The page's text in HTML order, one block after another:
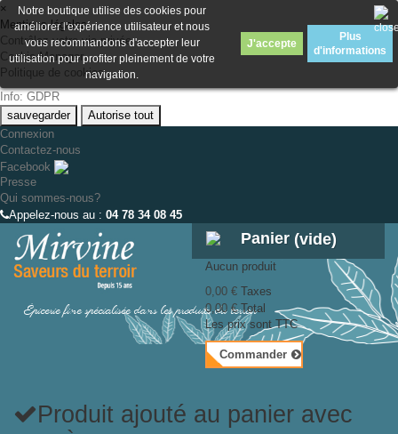
×
Mentions légales
Contrôlez votre vie privée
Cookie Manager
Politique de cookies
Info: GDPR
sauvegarder
Autorise tout
Connexion
Contactez-nous
Facebook
Presse
Qui sommes-nous?
Appelez-nous au : 04 78 34 08 45
Épicerie fine spécialisée dans les produits du terroir
Panier (vide)
Aucun produit
0,00 € Taxes
0,00 € Total
Les prix sont TTC
Commander
Produit ajouté au panier avec
Notre boutique utilise des cookies pour
améliorer l'expérience utilisateur et nous
vous recommandons d'accepter leur
utilisation pour profiter pleinement de votre
navigation.
J'accepte
Plus
d'informations